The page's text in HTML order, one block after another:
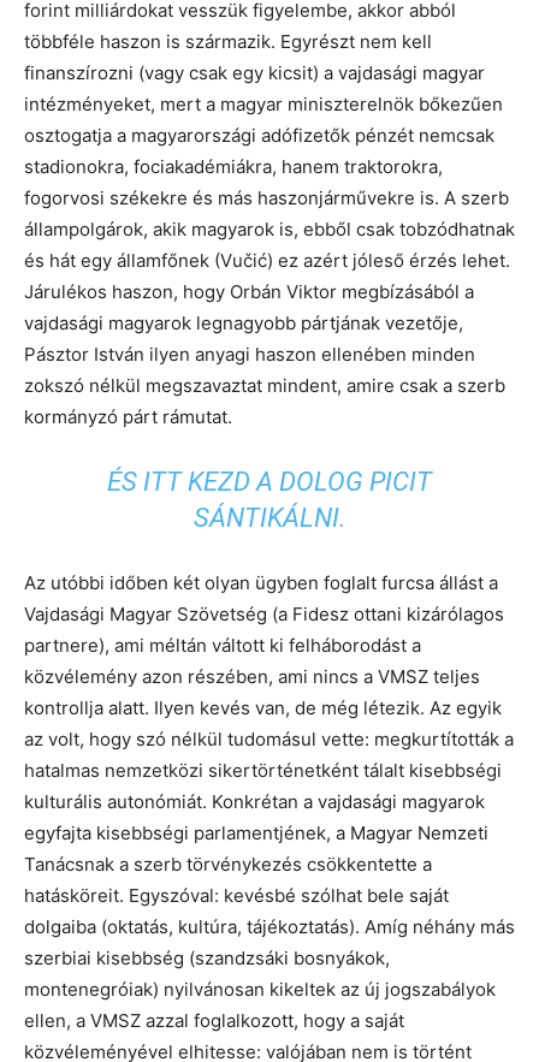
forint milliárdokat vesszük figyelembe, akkor abból
többféle haszon is származik. Egyrészt nem kell
finanszírozni (vagy csak egy kicsit) a vajdasági magyar
intézményeket, mert a magyar miniszterelnök bőkezűen
osztogatja a magyarországi adófizetők pénzét nemcsak
stadionokra, fociakadémiákra, hanem traktorokra,
fogorvosi székekre és más haszonjárművekre is. A szerb
állampolgárok, akik magyarok is, ebből csak tobzódhatnak
és hát egy államfőnek (Vučić) ez azért jóleső érzés lehet.
Járulékos haszon, hogy Orbán Viktor megbízásából a
vajdasági magyarok legnagyobb pártjának vezetője,
Pásztor István ilyen anyagi haszon ellenében minden
zokszó nélkül megszavaztat mindent, amire csak a szerb
kormányzó párt rámutat.
ÉS ITT KEZD A DOLOG PICIT
SÁNTIKÁLNI.
Az utóbbi időben két olyan ügyben foglalt furcsa állást a
Vajdasági Magyar Szövetség (a Fidesz ottani kizárólagos
partnere), ami méltán váltott ki felháborodást a
közvélemény azon részében, ami nincs a VMSZ teljes
kontrollja alatt. Ilyen kevés van, de még létezik. Az egyik
az volt, hogy szó nélkül tudomásul vette: megkurtították a
hatalmas nemzetközi sikertörténetként tálalt kisebbségi
kulturális autonómiát. Konkrétan a vajdasági magyarok
egyfajta kisebbségi parlamentjének, a Magyar Nemzeti
Tanácsnak a szerb törvénykezés csökkentette a
hatásköreit. Egyszóval: kevésbé szólhat bele saját
dolgaiba (oktatás, kultúra, tájékoztatás). Amíg néhány más
szerbiai kisebbség (szandzsáki bosnyákok,
montenegróiak) nyilvánosan kikeltek az új jogszabályok
ellen, a VMSZ azzal foglalkozott, hogy a saját
közvéleményével elhitesse: valójában nem is történt